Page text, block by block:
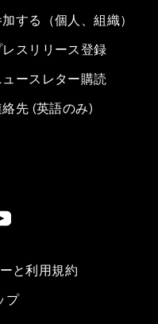
する（個人、組織）
レスリリース登録
ュースレター購読
絡先 (英語のみ)
と利用規約
プ